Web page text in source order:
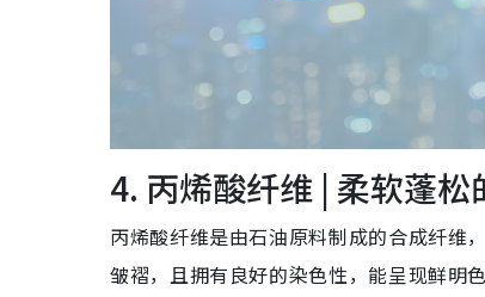
4. 丙烯酸纤维 | 柔软蓬
丙烯酸纤维是由石油原料制成的合成纤维
皱褶，且拥有良好的染色性，能呈现鲜明